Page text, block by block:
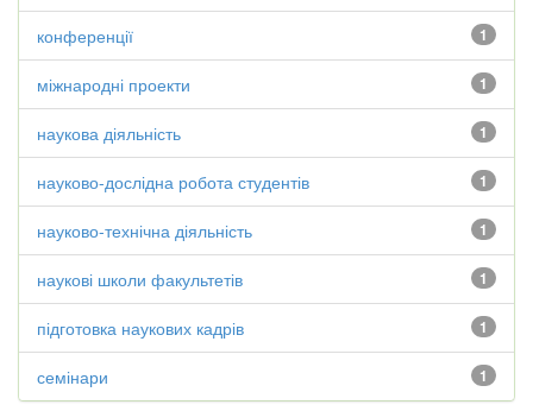
1
конференції
1
міжнародні проекти
1
наукова діяльність
1
науково-дослідна робота студентів
1
науково-технічна діяльність
1
наукові школи факультетів
1
підготовка наукових кадрів
1
семінари